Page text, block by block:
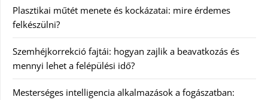
Plasztikai műtét menete és kockázatai: mire érdemes
felkészülni?
Szemhéjkorrekció fajtái: hogyan zajlik a beavatkozás és
mennyi lehet a felépülési idő?
Mesterséges intelligencia alkalmazások a fogászatban: